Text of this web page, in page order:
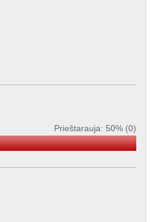
Prieštarauja: 50% (0)